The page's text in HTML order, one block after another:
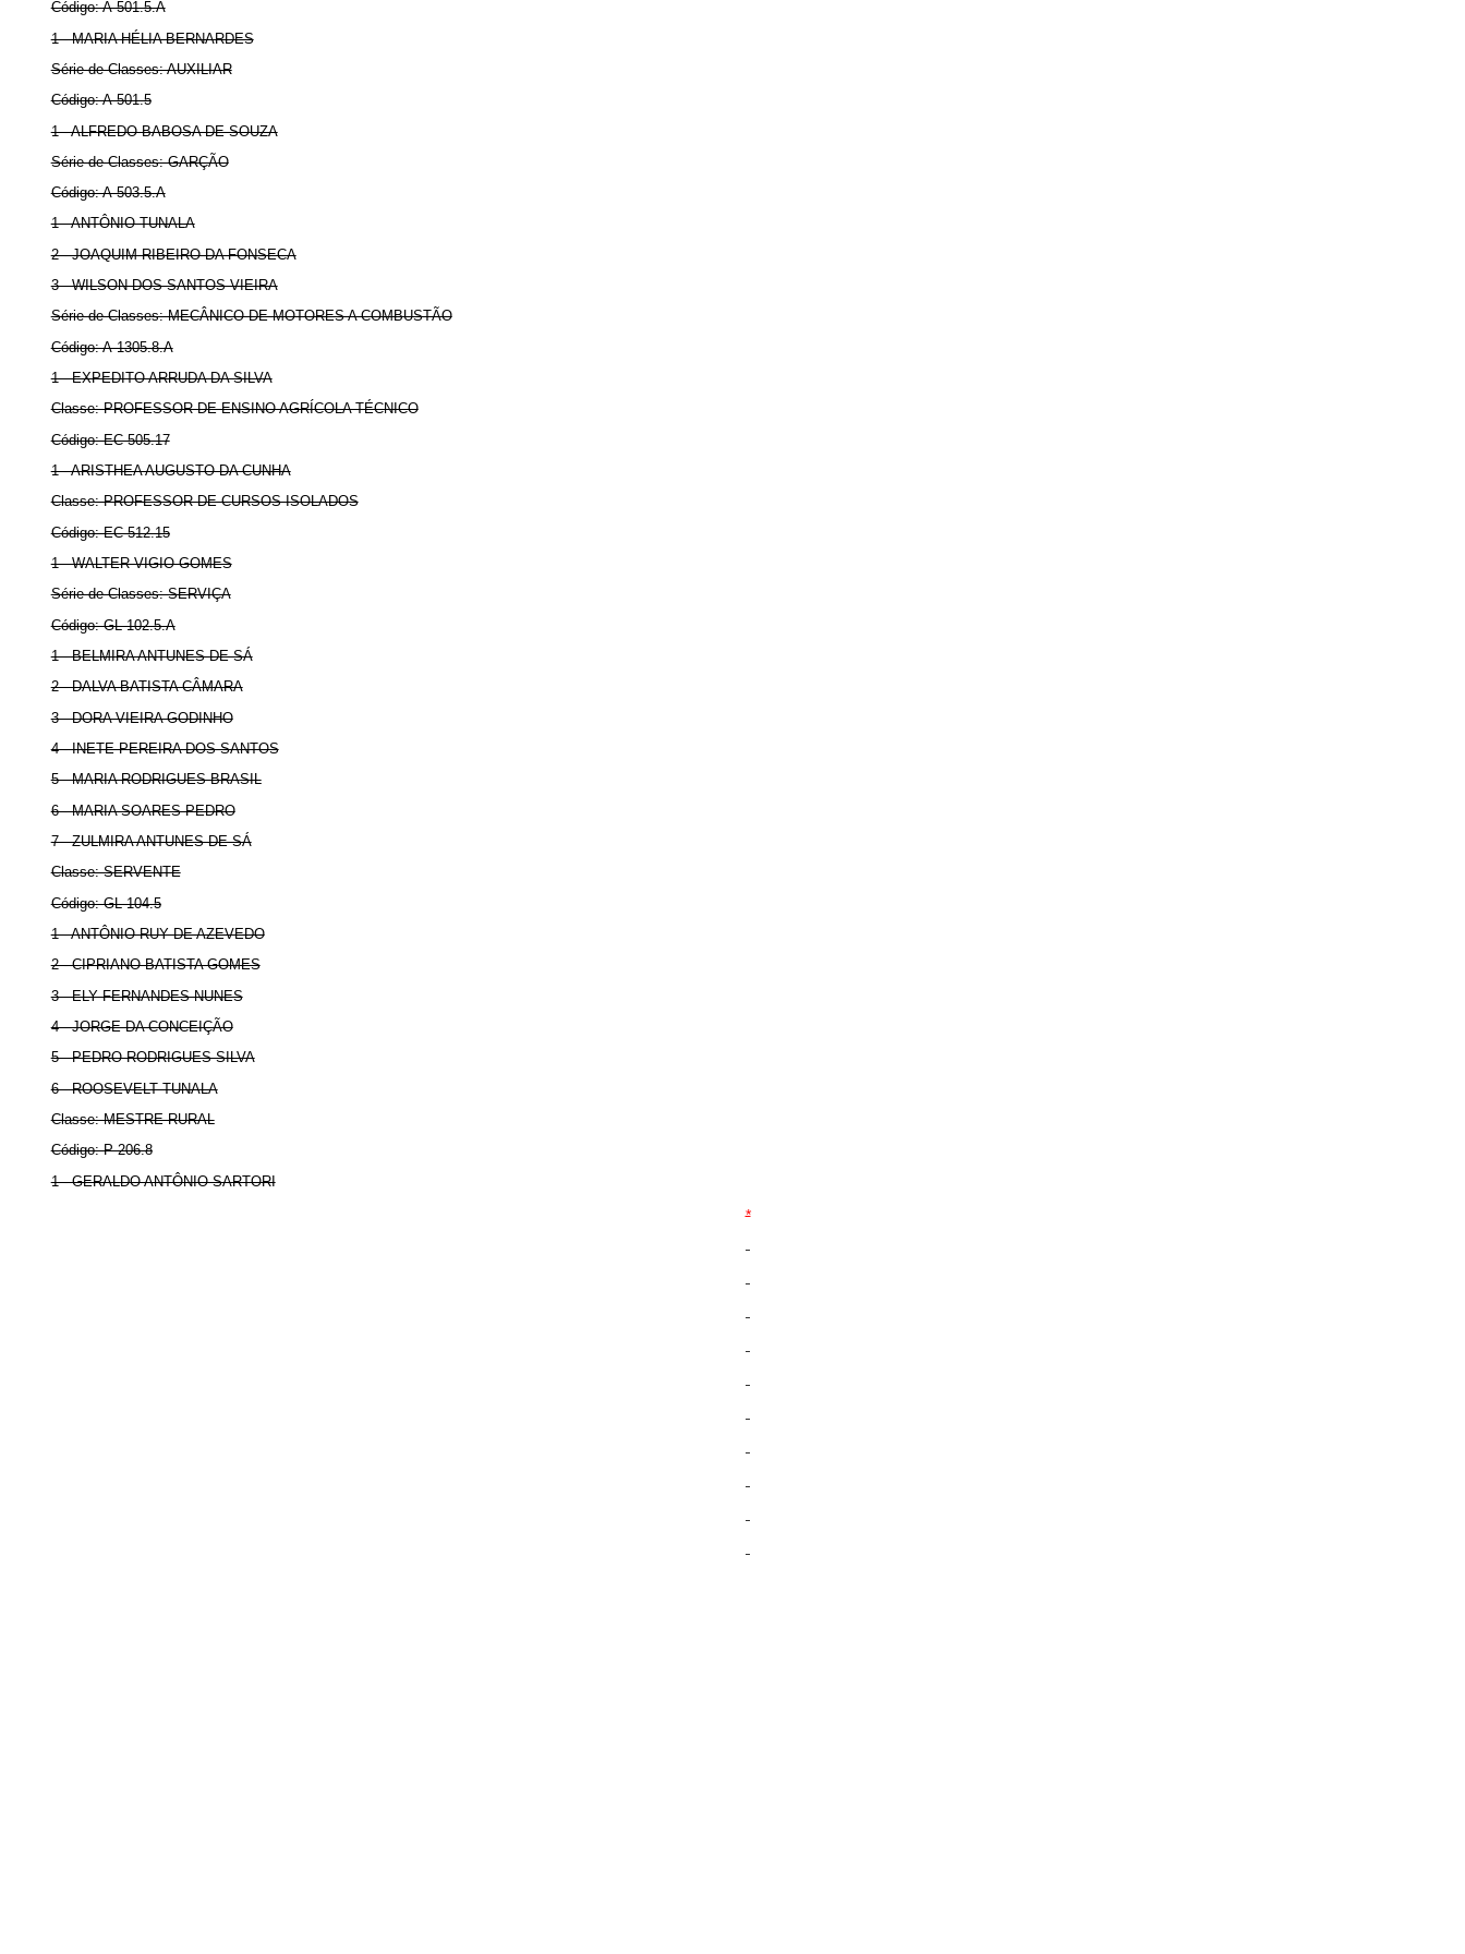
Código: A-501.5.A
1 - MARIA HÉLIA BERNARDES
Série de Classes: AUXILIAR
Código: A-501.5
1 - ALFREDO BABOSA DE SOUZA
Série de Classes: GARÇÃO
Código: A-503.5.A
1 - ANTÔNIO TUNALA
2 - JOAQUIM RIBEIRO DA FONSECA
3 - WILSON DOS SANTOS VIEIRA
Série de Classes: MECÂNICO DE MOTORES A COMBUSTÃO
Código: A-1305.8.A
1 - EXPEDITO ARRUDA DA SILVA
Classe: PROFESSOR DE ENSINO AGRÍCOLA TÉCNICO
Código: EC-505.17
1 - ARISTHEA AUGUSTO DA CUNHA
Classe: PROFESSOR DE CURSOS ISOLADOS
Código: EC-512.15
1 - WALTER VIGIO GOMES
Série de Classes: SERVIÇA
Código: GL-102.5.A
1 - BELMIRA ANTUNES DE SÁ
2 - DALVA BATISTA CÂMARA
3 - DORA VIEIRA GODINHO
4 - INETE PEREIRA DOS SANTOS
5 - MARIA RODRIGUES BRASIL
6 - MARIA SOARES PEDRO
7 - ZULMIRA ANTUNES DE SÁ
Classe: SERVENTE
Código: GL-104.5
1 - ANTÔNIO RUY DE AZEVEDO
2 - CIPRIANO BATISTA GOMES
3 - ELY FERNANDES NUNES
4 - JORGE DA CONCEIÇÃO
5 - PEDRO RODRIGUES SILVA
6 - ROOSEVELT TUNALA
Classe: MESTRE RURAL
Código: P-206.8
1 - GERALDO ANTÔNIO SARTORI
*